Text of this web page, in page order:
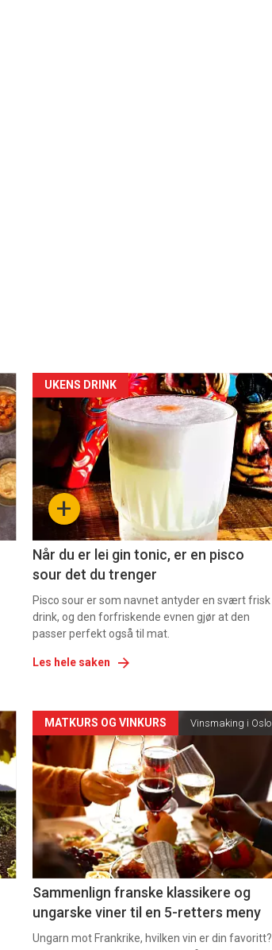
Forsiden
akkurat
nå
-
+
UKENS DRINK
Når du er lei gin tonic, er en pisco
sour det du trenger
Pisco sour er som navnet antyder en svært frisk
drink, og den forfriskende evnen gjør at den
passer perfekt også til mat.
Les hele saken
Forsiden
akkurat
nå
-
5
MATKURS OG VINKURS Vinsmaking i Oslo
Sammenlign franske klassikere og
ungarske viner til en 5-retters meny
Ungarn mot Frankrike, hvilken vin er din favoritt?